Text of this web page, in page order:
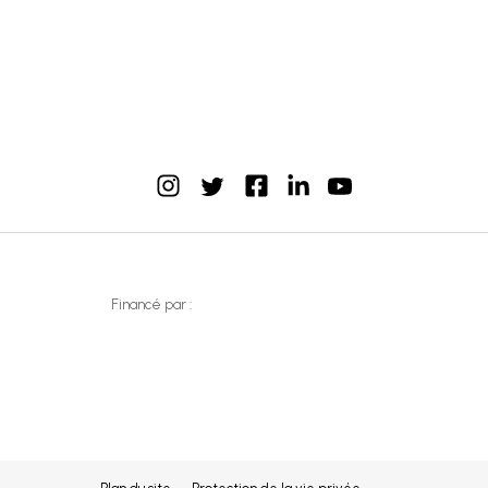
instagram
twitter facebook
linkedinyoutube
Financé par :